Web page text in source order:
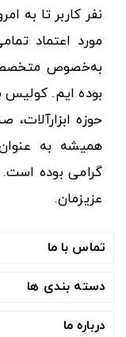
نفر کاربر تا به
مورد اعتماد
به‌خصوص
بوده ایم. کولیس
حوزه
همیشه به
گرامی بوده
عزیزمان.
تماس با ما
دسته بندی ها
درباره ما